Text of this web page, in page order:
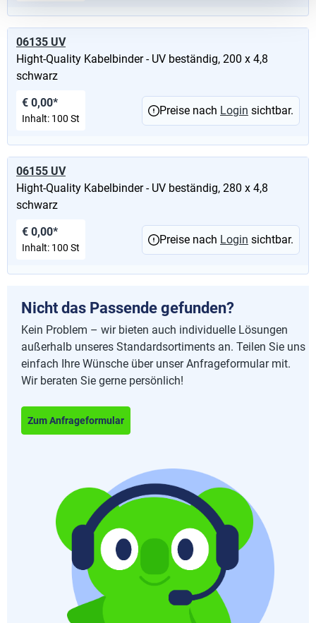
06135 UV
Hight-Quality Kabelbinder - UV beständig, 200 x 4,8
schwarz
€ 0,00*
Inhalt: 100 St
Preise nach Login sichtbar.
06155 UV
Hight-Quality Kabelbinder - UV beständig, 280 x 4,8
schwarz
€ 0,00*
Inhalt: 100 St
Preise nach Login sichtbar.
Nicht das Passende gefunden?
Kein Problem – wir bieten auch individuelle Lösungen
außerhalb unseres Standardsortiments an. Teilen Sie uns
einfach Ihre Wünsche über unser Anfrageformular mit.
Wir beraten Sie gerne persönlich!
Zum Anfrageformular